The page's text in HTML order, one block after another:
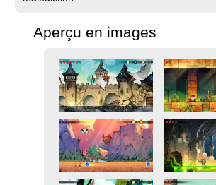
Aperçu en images